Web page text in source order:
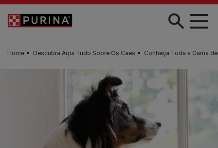
Skip to main content
Home Descubra Aqui Tudo Sobre Os Cães Conheça Toda a Gama